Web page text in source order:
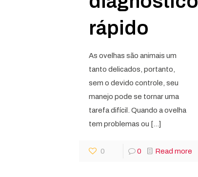
rápido
As ovelhas são animais um
tanto delicados, portanto,
sem o devido controle, seu
manejo pode se tornar uma
tarefa difícil. Quando a ovelha
tem problemas ou […]
0 0 Read more